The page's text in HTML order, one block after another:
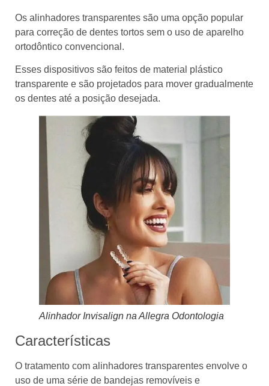
Os alinhadores transparentes são uma opção popular
para correção de dentes tortos sem o uso de aparelho
ortodôntico convencional.
Esses dispositivos são feitos de material plástico
transparente e são projetados para mover gradualmente
os dentes até a posição desejada.
Alinhador Invisalign na Allegra Odontologia
Características
O tratamento com alinhadores transparentes envolve o
uso de uma série de bandejas removíveis e